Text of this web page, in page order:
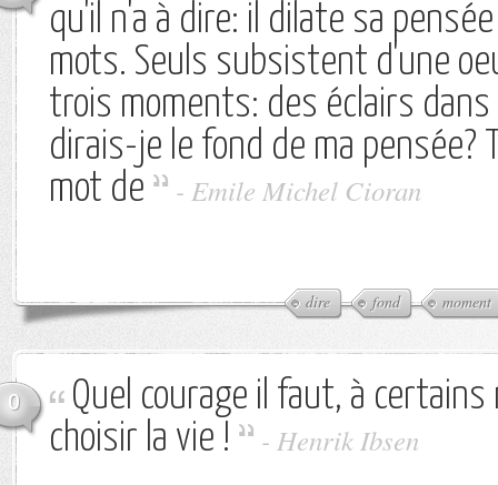
qu'il n'a à dire: il dilate sa
mots. Seuls subsistent d'une
trois moments: des éclairs
dirais-je le fond de ma pensée?
mot de
- Emile Michel Cioran
dire fond moment
0
Quel courage il faut, à
choisir la vie !
- Henrik Ibsen